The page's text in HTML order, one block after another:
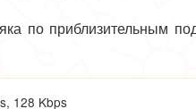
по приблизительным
впервые и однажды
его уральских
128 Kbps